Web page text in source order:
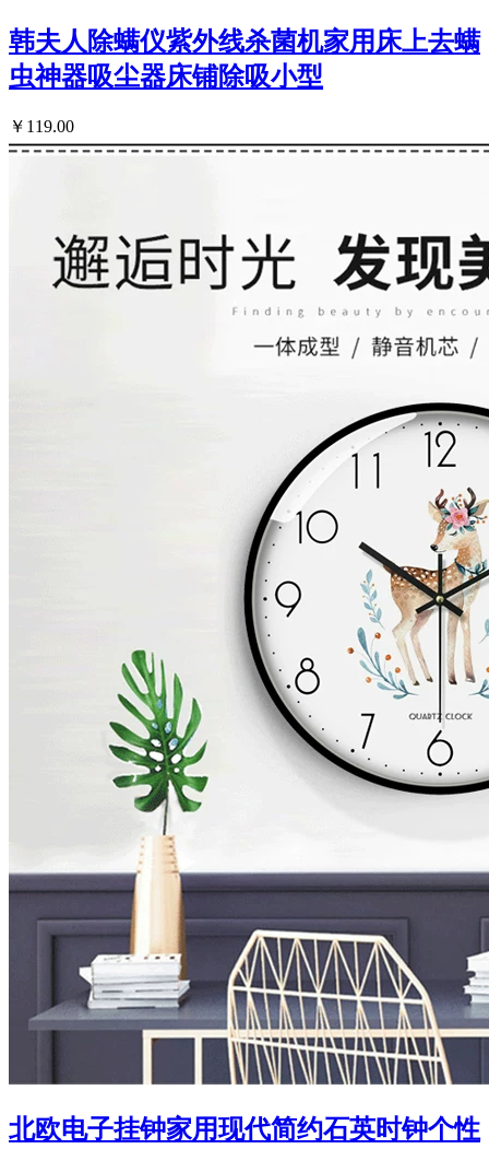
韩夫人除螨仪紫外线杀菌机家用床上去螨
虫神器吸尘器床铺除吸小型
￥119.00
北欧电子挂钟家用现代简约石英时钟个性